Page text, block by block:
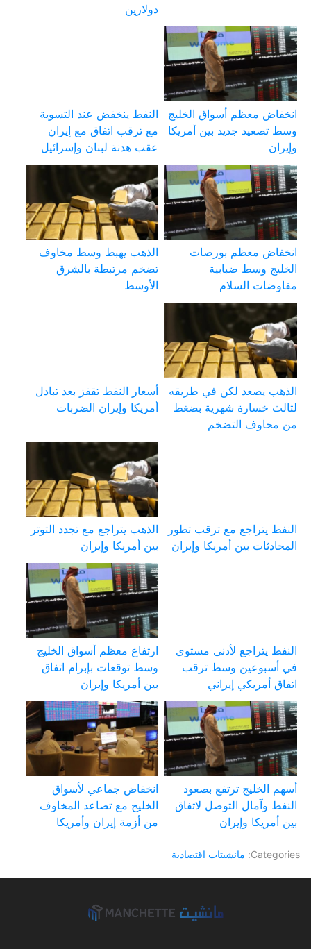
دولارين
انخفاض معظم أسواق الخليج
وسط تصعيد جديد بين أمريكا
وإيران
النفط ينخفض عند التسوية
مع ترقب اتفاق مع إيران
عقب هدنة لبنان وإسرائيل
انخفاض معظم بورصات
الخليج وسط ضبابية
مفاوضات السلام
الذهب يهبط وسط مخاوف
تضخم مرتبطة بالشرق
الأوسط
الذهب يصعد لكن في طريقه
لثالث خسارة شهرية بضغط
من مخاوف التضخم
أسعار النفط تقفز بعد تبادل
أمريكا وإيران الضربات
النفط يتراجع مع ترقب تطور
المحادثات بين أمريكا وإيران
الذهب يتراجع مع تجدد التوتر
بين أمريكا وإيران
النفط يتراجع لأدنى مستوى
في أسبوعين وسط ترقب
اتفاق أمريكي إيراني
ارتفاع معظم أسواق الخليج
وسط توقعات بإبرام اتفاق
بين أمريكا وإيران
أسهم الخليج ترتفع بصعود
النفط وآمال التوصل لاتفاق
بين أمريكا وإيران
انخفاض جماعي لأسواق
الخليج مع تصاعد المخاوف
من أزمة إيران وأمريكا
Categories: مانشيتات اقتصادية